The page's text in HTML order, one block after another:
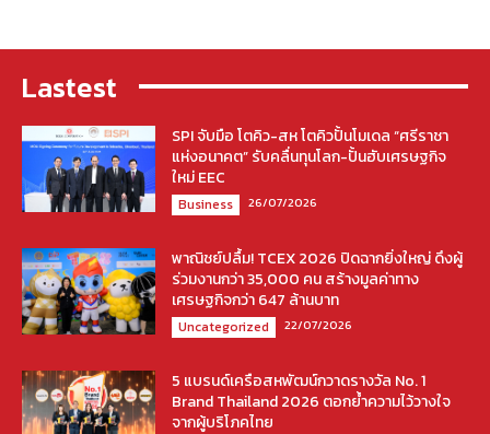
Lastest
SPI จับมือ โตคิว-สห โตคิวปั้นโมเดล “ศรีราชา
แห่งอนาคต” รับคลื่นทุนโลก-ปั้นฮับเศรษฐกิจ
ใหม่ EEC
Business 26/07/2026
พาณิชย์ปลื้ม! TCEX 2026 ปิดฉากยิ่งใหญ่ ดึงผู้
ร่วมงานกว่า 35,000 คน สร้างมูลค่าทาง
เศรษฐกิจกว่า 647 ล้านบาท
Uncategorized 22/07/2026
5 แบรนด์เครือสหพัฒน์กวาดรางวัล No. 1
Brand Thailand 2026 ตอกย้ำความไว้วางใจ
จากผู้บริโภคไทย